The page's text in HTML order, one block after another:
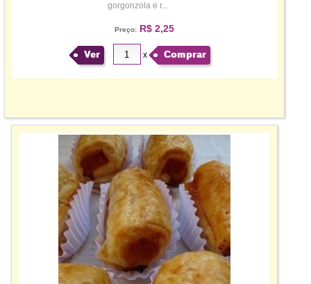
gorgonzola e r...
Preço:R$ 2,25
Ver x Comprar